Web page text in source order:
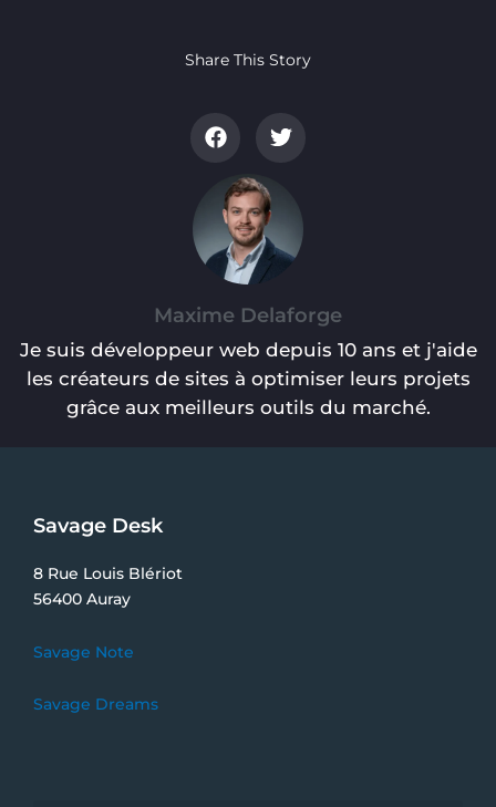
Share This Story
Maxime Delaforge
Je suis développeur web depuis 10 ans et j'aide
les créateurs de sites à optimiser leurs projets
grâce aux meilleurs outils du marché.
Savage Desk
8 Rue Louis Blériot
56400 Auray
Savage Note
Savage Dreams